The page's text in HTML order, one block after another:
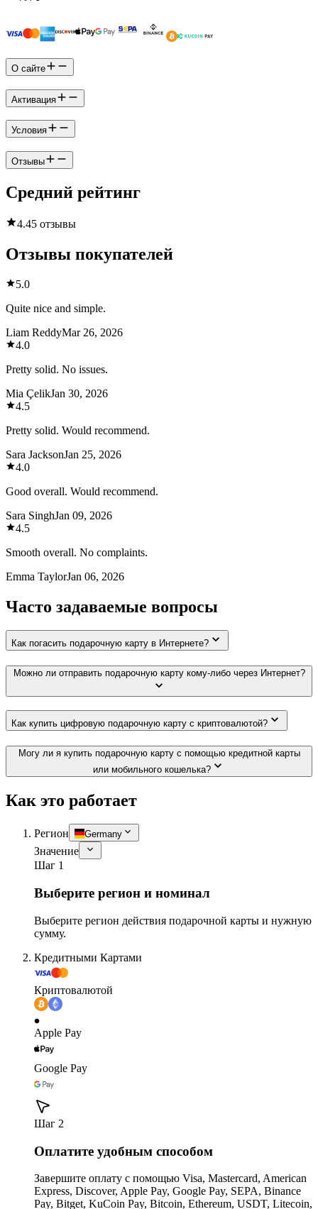
О сайте
Активация
Условия
Отзывы
Средний рейтинг
4.45 отзывы
Отзывы покупателей
5.0
Quite nice and simple.
Liam ReddyMar 26, 2026
4.0
Pretty solid. No issues.
Mia ÇelikJan 30, 2026
4.5
Pretty solid. Would recommend.
Sara JacksonJan 25, 2026
4.0
Good overall. Would recommend.
Sara SinghJan 09, 2026
4.5
Smooth overall. No complaints.
Emma TaylorJan 06, 2026
Часто задаваемые вопросы
Как погасить подарочную карту в Интернете?
Можно ли отправить подарочную карту кому-либо через Интернет?
Как купить цифровую подарочную карту с криптовалютой?
Могу ли я купить подарочную карту с помощью кредитной карты
или мобильного кошелька?
Как это работает
Регион Germany
Значение
Шаг 1
Выберите регион и номинал
Выберите регион действия подарочной карты и нужную
сумму.
Кредитными Картами
Криптовалютой
Apple Pay
Google Pay
Шаг 2
Оплатите удобным способом
Завершите оплату с помощью Visa, Mastercard, American
Express, Discover, Apple Pay, Google Pay, SEPA, Binance
Pay, Bitget, KuCoin Pay, Bitcoin, Ethereum, USDT, Litecoin,